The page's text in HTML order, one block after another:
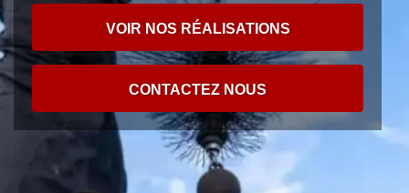
VOIR NOS RÉALISATIONS
CONTACTEZ NOUS